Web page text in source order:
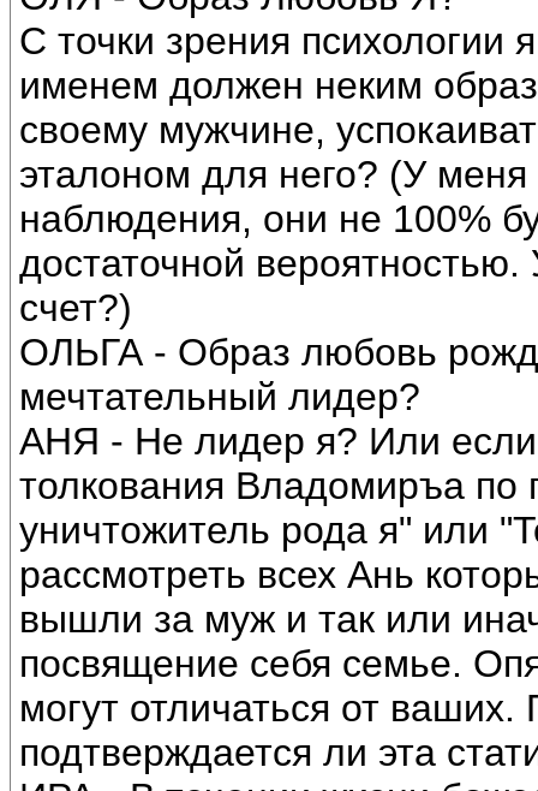
С точки зрения психологии
именем должен неким
своему мужчине,
эталоном для него? (У
наблюдения, они не 100%
достаточной
счет?)
ОЛЬГА - Образ любовь
мечтательный лидер?
АНЯ - Не лидер я? Или если
толкования Владомиръа по
уничтожитель рода я" или
рассмотреть всех Ань
вышли за муж и так или
посвящение себя семье.
могут отличаться от
подтверждается ли эта